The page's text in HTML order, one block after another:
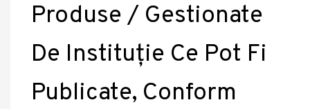
Produse / Gestionate
De Instituţie Ce Pot Fi
Publicate, Conform